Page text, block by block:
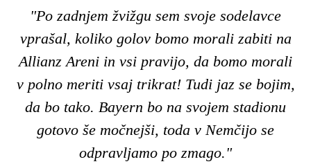
"Po zadnjem žvižgu sem svoje sodelavce
vprašal, koliko golov bomo morali zabiti na
Allianz Areni in vsi pravijo, da bomo morali
v polno meriti vsaj trikrat! Tudi jaz se bojim,
da bo tako. Bayern bo na svojem stadionu
gotovo še močnejši, toda v Nemčijo se
odpravljamo po zmago."